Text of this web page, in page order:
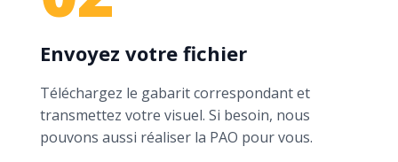
Envoyez votre fichier
Téléchargez le gabarit correspondant et
transmettez votre visuel. Si besoin, nous
pouvons aussi réaliser la PAO pour vous.